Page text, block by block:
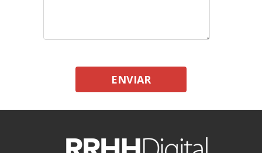
ENVIAR